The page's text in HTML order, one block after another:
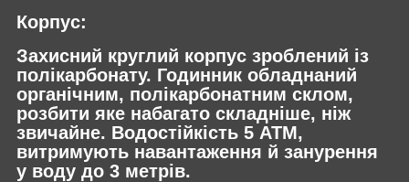
Корпус:
Захисний круглий корпус зроблений із
полікарбонату. Годинник обладнаний
органічним, полікарбонатним склом,
розбити яке набагато складніше, ніж
звичайне. Водостійкість 5 АТМ,
витримують навантаження й занурення
у воду до 3 метрів.